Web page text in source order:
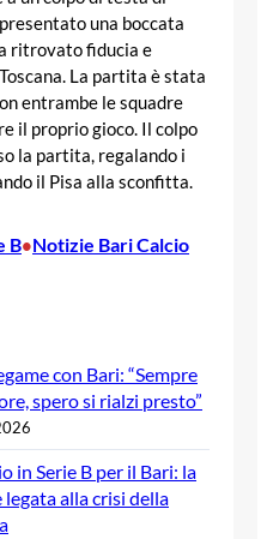
una boccata
ritrovato fiducia e
La partita è stata
entrambe le squadre
il proprio gioco. Il colpo
la partita, regalando i
il Pisa alla sconfitta.
B•Notizie Bari Calcio
con Bari: “Sempre
spero si rialzi presto”
in Serie B per il Bari: la
legata alla crisi della